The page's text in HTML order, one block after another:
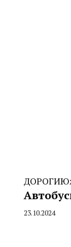
ДОРОГИ
By
23.10.2024